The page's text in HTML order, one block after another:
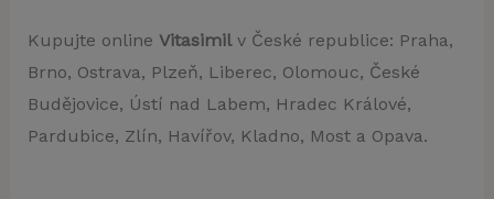
Kupujte online Vitasimilv České republice: Praha,
Brno, Ostrava, Plzeň, Liberec, Olomouc, České
Budějovice, Ústí nad Labem, Hradec Králové,
Pardubice, Zlín, Havířov, Kladno, Most a Opava.